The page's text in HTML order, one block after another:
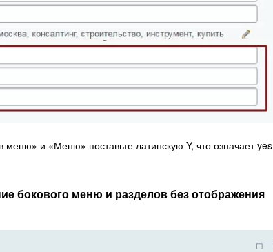
и «Меню» поставьте латинскую Y, что означает yes
бокового меню и разделов без отображения